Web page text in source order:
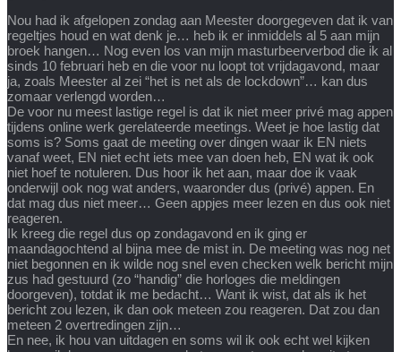
Nou had ik afgelopen zondag aan Meester doorgegeven dat ik van
regeltjes houd en wat denk je… heb ik er inmiddels al 5 aan mijn
broek hangen… Nog even los van mijn masturbeerverbod die ik al
sinds 10 februari heb en die voor nu loopt tot vrijdagavond, maar
ja, zoals Meester al zei “het is net als de lockdown”… kan dus
zomaar verlengd worden…
De voor nu meest lastige regel is dat ik niet meer privé mag appen
tijdens online werk gerelateerde meetings. Weet je hoe lastig dat
soms is? Soms gaat de meeting over dingen waar ik EN niets
vanaf weet, EN niet echt iets mee van doen heb, EN wat ik ook
niet hoef te notuleren. Dus hoor ik het aan, maar doe ik vaak
onderwijl ook nog wat anders, waaronder dus (privé) appen. En
dat mag dus niet meer… Geen appjes meer lezen en dus ook niet
reageren.
Ik kreeg die regel dus op zondagavond en ik ging er
maandagochtend al bijna mee de mist in. De meeting was nog net
niet begonnen en ik wilde nog snel even checken welk bericht mijn
zus had gestuurd (zo “handig” die horloges die meldingen
doorgeven), totdat ik me bedacht… Want ik wist, dat als ik het
bericht zou lezen, ik dan ook meteen zou reageren. Dat zou dan
meteen 2 overtredingen zijn…
En nee, ik hou van uitdagen en soms wil ik ook echt wel kijken